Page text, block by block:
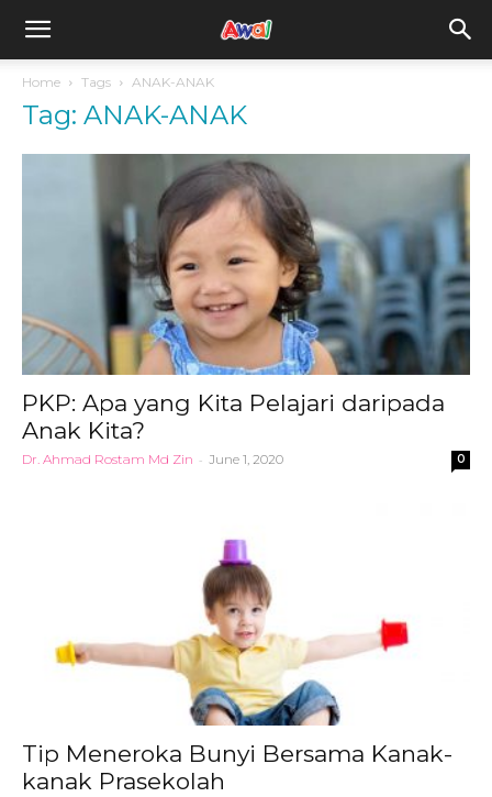
awal.my
Home Tags ANAK-ANAK
Tag: ANAK-ANAK
PKP: Apa yang Kita Pelajari daripada
Anak Kita?
Dr. Ahmad Rostam Md Zin - June 1, 2020 0
Tip Meneroka Bunyi Bersama Kanak-
kanak Prasekolah